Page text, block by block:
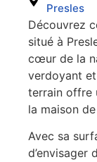
Presles
Découvrez
situé à
cœur de la
verdoyant
terrain offre
la maison
Avec sa